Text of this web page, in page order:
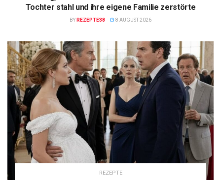
Tochter stahl und ihre eigene Familie zerstörte
BY REZEPTE38 8 AUGUST 2026
REZEPTE